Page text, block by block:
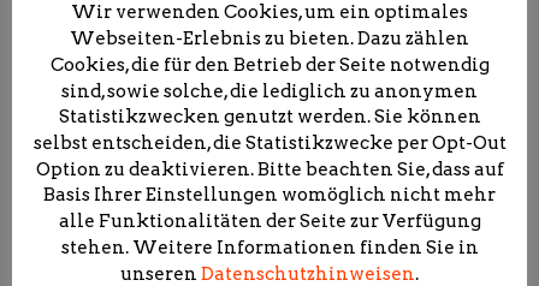
Wir verwenden Cookies, um ein optimales
Webseiten-Erlebnis zu bieten. Dazu zählen
Cookies, die für den Betrieb der Seite notwendig
sind, sowie solche, die lediglich zu anonymen
Statistikzwecken genutzt werden. Sie können
selbst entscheiden, die Statistikzwecke per Opt-Out
Option zu deaktivieren. Bitte beachten Sie, dass auf
Basis Ihrer Einstellungen womöglich nicht mehr
alle Funktionalitäten der Seite zur Verfügung
stehen. Weitere Informationen finden Sie in
unseren Datenschutzhinweisen.